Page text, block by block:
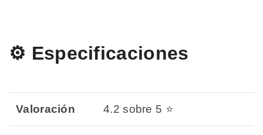
⚙️ Especificaciones
Valoración 4.2 sobre 5 ⭐